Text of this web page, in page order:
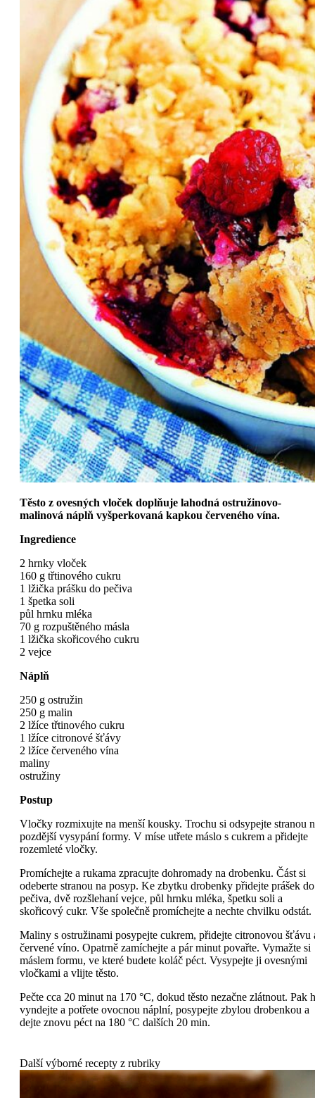
Těsto z ovesných vloček doplňuje lahodná ostružinovo-
malinová náplň vyšperkovaná kapkou červeného vína.
Ingredience
2 hrnky vloček
160 g třtinového cukru
1 lžička prášku do pečiva
1 špetka soli
půl hrnku mléka
70 g rozpuštěného másla
1 lžička skořicového cukru
2 vejce
Náplň
250 g ostružin
250 g malin
2 lžíce třtinového cukru
1 lžíce citronové šťávy
2 lžíce červeného vína
maliny
ostružiny
Postup
Vločky rozmixujte na menší kousky. Trochu si odsypejte stranou
pozdější vysypání formy. V míse utřete máslo s cukrem a přidejte
rozemleté vločky.
Promíchejte a rukama zpracujte dohromady na drobenku. Část si
odeberte stranou na posyp. Ke zbytku drobenky přidejte prášek do
pečiva, dvě rozšlehaní vejce, půl hrnku mléka, špetku soli a
skořicový cukr. Vše společně promíchejte a nechte chvilku odstát.
Maliny s ostružinami posypejte cukrem, přidejte citronovou šťávu
červené víno. Opatrně zamíchejte a pár minut povařte. Vymažte si
máslem formu, ve které budete koláč péct. Vysypejte ji ovesnými
vločkami a vlijte těsto.
Pečte cca 20 minut na 170 °C, dokud těsto nezačne zlátnout. Pak
vyndejte a potřete ovocnou náplní, posypejte zbylou drobenkou a
dejte znovu péct na 180 °C dalších 20 min.
Další výborné recepty z rubriky